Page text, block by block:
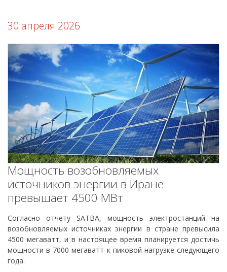
30 апреля 2026
Мощность возобновляемых
источников энергии в Иране
превышает 4500 МВт
Согласно отчету SATBA, мощность электростанций на
возобновляемых источниках энергии в стране превысила
4500 мегаватт, и в настоящее время планируется достичь
мощности в 7000 мегаватт к пиковой нагрузке следующего
года.